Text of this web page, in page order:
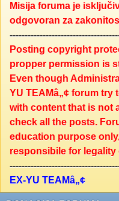
Misija foruma je
odgovoran za
Posting copyright
propper permission is
Even though
YU TEAMâ„¢ forum try
with content that is not
check all the posts.
education purpose
responsibile for legality
EX-YU TEAMâ„¢